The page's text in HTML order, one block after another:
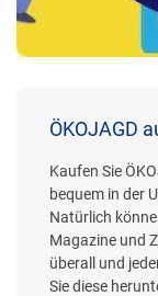
ÖKOJAGD
Kaufen Sie
bequem in der
Natürlich
Magazine und
überall und
Sie diese